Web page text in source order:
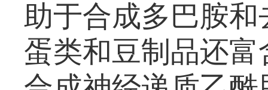
助于合成多巴胺
蛋类和豆制品还